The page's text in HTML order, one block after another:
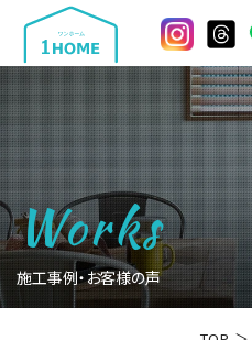
Works
施工事例・お客様の声